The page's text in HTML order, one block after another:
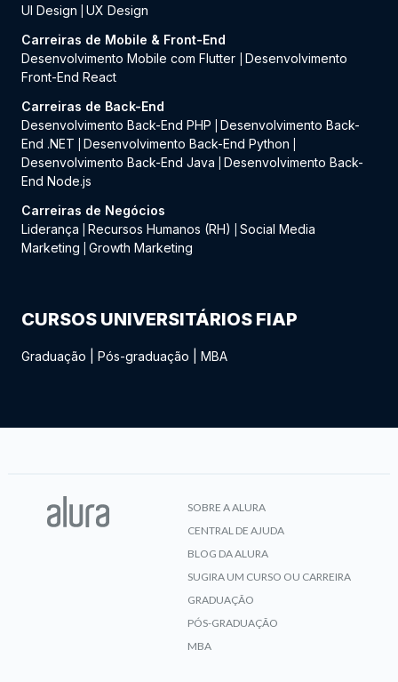
UI Design
UX Design
Carreiras de Mobile & Front-End
Desenvolvimento Mobile com Flutter
Desenvolvimento
Front-End React
Carreiras de Back-End
Desenvolvimento Back-End PHP
Desenvolvimento Back-
End .NET
Desenvolvimento Back-End Python
Desenvolvimento Back-End Java
Desenvolvimento Back-
End Node.js
Carreiras de Negócios
Liderança
Recursos Humanos (RH)
Social Media
Marketing
Growth Marketing
CURSOS UNIVERSITÁRIOS FIAP
Graduação Pós-graduação MBA
SOBRE A ALURA
CENTRAL DE AJUDA
BLOG DA ALURA
SUGIRA UM CURSO OU CARREIRA
GRADUAÇÃO
PÓS-GRADUAÇÃO
MBA